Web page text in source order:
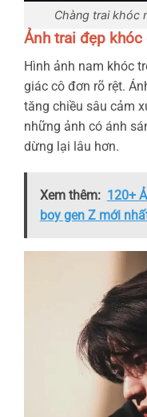
Chàng trai khóc
Ảnh trai đẹp
Hình ảnh nam khóc
giác cô đơn rõ rệt.
tăng chiều sâu cảm
những ảnh có ánh
dừng lại lâu hơn.
Xem thêm: 120+
boy gen Z mới